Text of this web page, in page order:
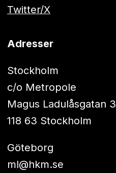
Twitter/X
Adresser
Stockholm
c/o Metropole
Magus Ladulåsgatan 3
118 63 Stockholm
Göteborg
ml@hkm.se